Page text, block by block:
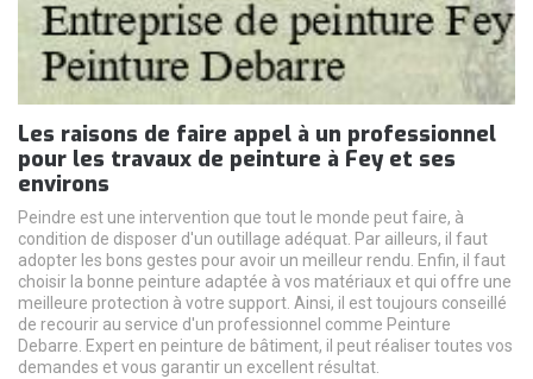
Les raisons de faire appel à un professionnel
pour les travaux de peinture à Fey et ses
environs
Peindre est une intervention que tout le monde peut faire, à
condition de disposer d'un outillage adéquat. Par ailleurs, il faut
adopter les bons gestes pour avoir un meilleur rendu. Enfin, il faut
choisir la bonne peinture adaptée à vos matériaux et qui offre une
meilleure protection à votre support. Ainsi, il est toujours conseillé
de recourir au service d'un professionnel comme Peinture
Debarre. Expert en peinture de bâtiment, il peut réaliser toutes vos
demandes et vous garantir un excellent résultat.